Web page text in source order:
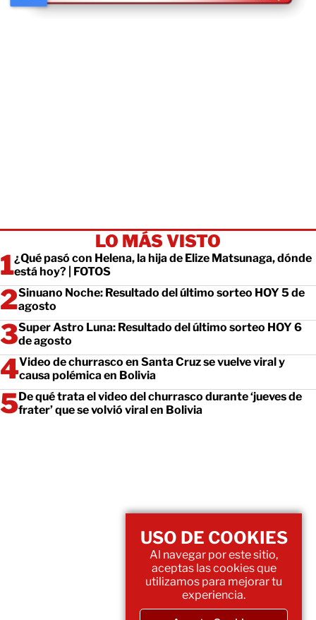
LO MÁS VISTO
¿Qué pasó con Helena, la hija de Elize Matsunaga, dónde
está hoy? | FOTOS
Sinuano Noche: Resultado del último sorteo HOY 5 de
agosto
Super Astro Luna: Resultado del último sorteo HOY 6
de agosto
Video de churrasco en Santa Cruz se vuelve viral y
causa polémica en Bolivia
De qué trata el video del churrasco durante ‘jueves de
frater’ que se volvió viral en Bolivia
USO DE COOKIES
Al navegar por este sitio,
aceptas las cookies que
utilizamos para mejorar tu
experiencia.